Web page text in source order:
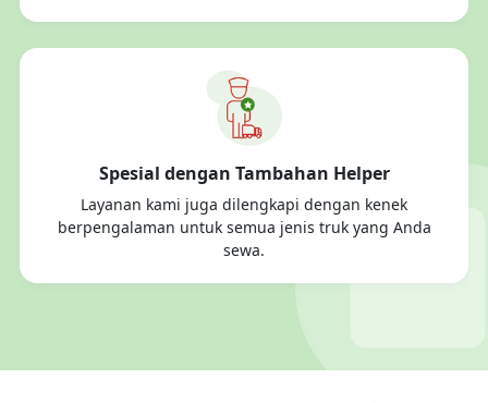
Spesial dengan Tambahan Helper
Layanan kami juga dilengkapi dengan kenek
berpengalaman untuk semua jenis truk yang Anda
sewa.